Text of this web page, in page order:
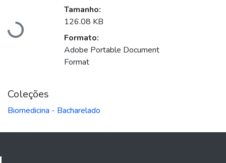
Carregando...
Tamanho:
126.08 KB
Formato:
Adobe Portable Document
Format
Coleções
Biomedicina - Bacharelado